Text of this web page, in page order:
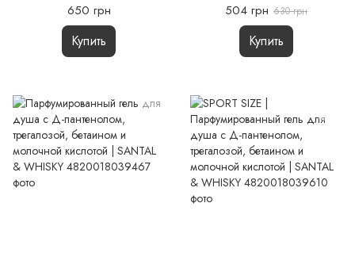
650 грн
Купить
504 грн 630 грн
Купить